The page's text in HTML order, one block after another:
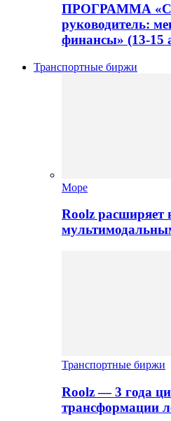
ПРОГРАММА
руководитель:
финансы» (13-15
Транспортные биржи
Море
Roolz расширяет
Транспортные биржи
Roolz — 3 года
трансформации